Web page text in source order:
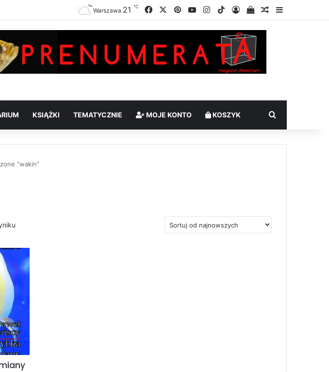
Warszawa 21 ℃ FacebookPinterestYouTubeInstagram
TikTokZalogujSprawdź swój
Losowy artykuł
Sidebar
KSIĄŻKI TEMATYCZNIE MOJE KONTO KOSZYK Szukaj
“wakin”